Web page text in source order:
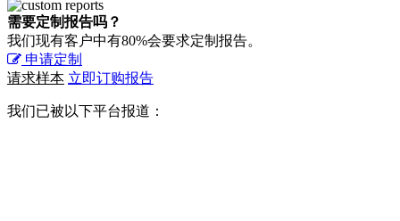
需要定制报告吗？
我们现有客户中有80%会要求定制报告。
申请定制
请求样本 立即订购报告
我们已被以下平台报道：